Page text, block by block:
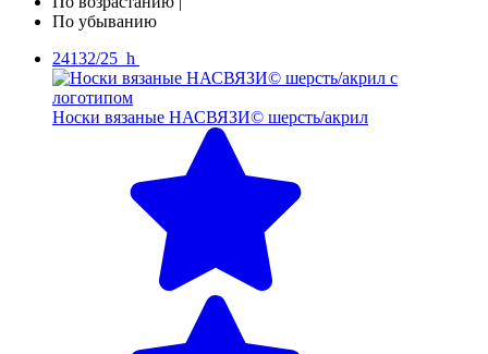
По убыванию
24132/25_h
Носки вязаные НАСВЯЗИ© шерсть/акрил